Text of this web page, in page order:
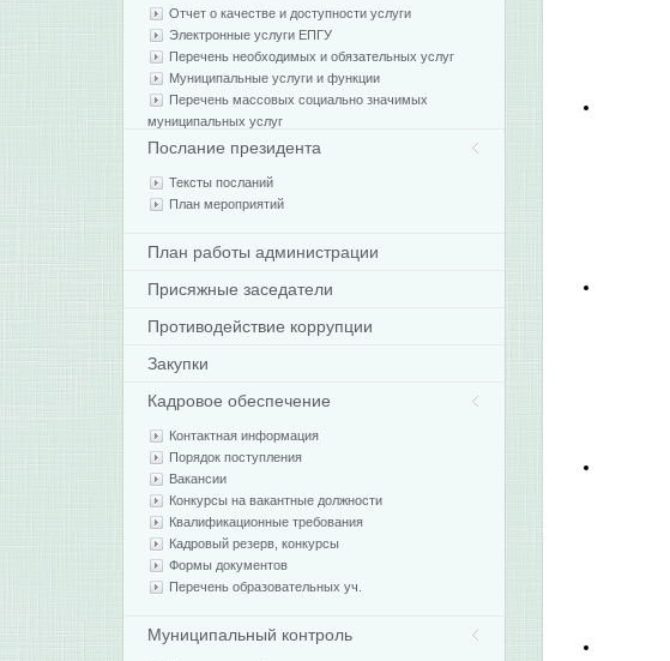
Отчет о качестве и доступности услуги
Электронные услуги ЕПГУ
Перечень необходимых и обязательных услуг
Муниципальные услуги и функции
Перечень массовых социально значимых
муниципальных услуг
Послание президента
Тексты посланий
План мероприятий
План работы администрации
Присяжные заседатели
Противодействие коррупции
Закупки
Кадровое обеспечение
Контактная информация
Порядок поступления
Вакансии
Конкурсы на вакантные должности
Квалификационные требования
Кадровый резерв, конкурсы
Формы документов
Перечень образовательных уч.
Муниципальный контроль